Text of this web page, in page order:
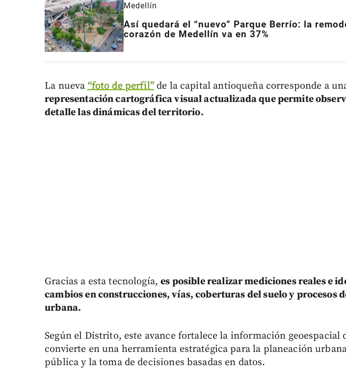
Medellín
Así quedará el “nuevo” Parque Berrío: la
corazón de Medellín va en 37%
La nueva “foto de perfil”de la capital antioqueña corresponde a
representación cartográfica visual actualizada que permite
detalle las dinámicas del territorio.
Gracias a esta tecnología,es posible realizar mediciones reales e
cambios en construcciones, vías, coberturas del suelo y procesos
urbana.
Según el Distrito, este avance fortalece la información geoespacial
convierte en una herramienta estratégica para la planeación
pública y la toma de decisiones basadas en datos.